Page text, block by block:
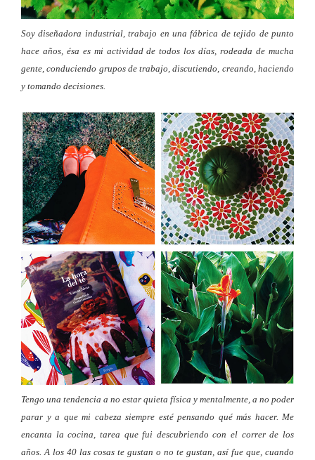
Soy diseñadora industrial, trabajo en una fábrica de tejido de punto
hace años, ésa es mi actividad de todos los días, rodeada de mucha
gente, conduciendo grupos de trabajo, discutiendo, creando, haciendo
y tomando decisiones.
Tengo una tendencia a no estar quieta física y mentalmente, a no poder
parar y a que mi cabeza siempre esté pensando qué más hacer. Me
encanta la cocina, tarea que fui descubriendo con el correr de los
años. A los 40 las cosas te gustan o no te gustan, así fue que, cuando